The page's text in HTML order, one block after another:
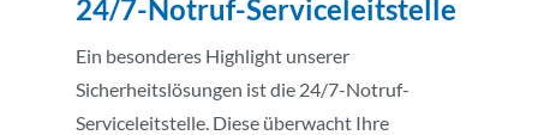
24/7-Notruf-Serviceleitstelle
Ein besonderes Highlight unserer
Sicherheitslösungen ist die 24/7-Notruf-
Serviceleitstelle. Diese überwacht Ihre